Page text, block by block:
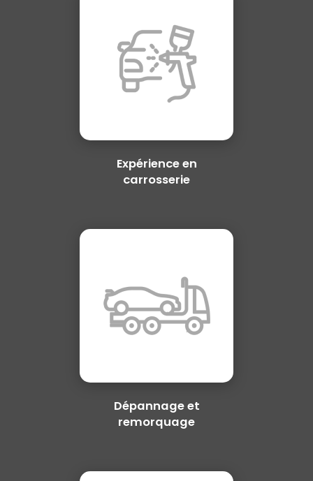
Expérience en
carrosserie
Dépannage et
remorquage